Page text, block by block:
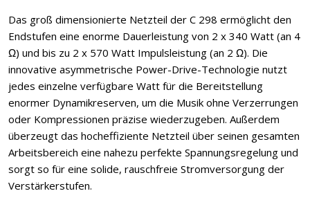
Das groß dimensionierte Netzteil der C 298 ermöglicht den
Endstufen eine enorme Dauerleistung von 2 x 340 Watt (an 4
Ω) und bis zu 2 x 570 Watt Impulsleistung (an 2 Ω). Die
innovative asymmetrische Power-Drive-Technologie nutzt
jedes einzelne verfügbare Watt für die Bereitstellung
enormer Dynamikreserven, um die Musik ohne Verzerrungen
oder Kompressionen präzise wiederzugeben. Außerdem
überzeugt das hocheffiziente Netzteil über seinen gesamten
Arbeitsbereich eine nahezu perfekte Spannungsregelung und
sorgt so für eine solide, rauschfreie Stromversorgung der
Verstärkerstufen.